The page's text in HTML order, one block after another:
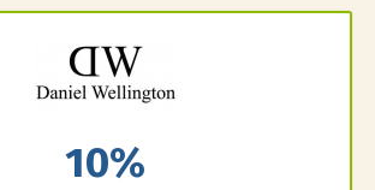
10%